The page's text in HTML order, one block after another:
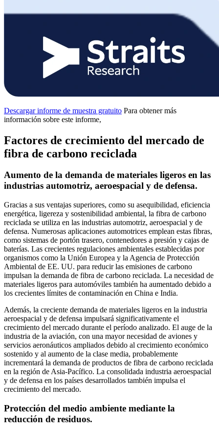
Descargar informe de muestra gratuito Para obtener más
información sobre este informe,
Factores de crecimiento del mercado de
fibra de carbono reciclada
Aumento de la demanda de materiales ligeros en las
industrias automotriz, aeroespacial y de defensa.
Gracias a sus ventajas superiores, como su asequibilidad, eficiencia
energética, ligereza y sostenibilidad ambiental, la fibra de carbono
reciclada se utiliza en las industrias automotriz, aeroespacial y de
defensa. Numerosas aplicaciones automotrices emplean estas fibras,
como sistemas de portón trasero, contenedores a presión y cajas de
baterías. Las crecientes regulaciones ambientales establecidas por
organismos como la Unión Europea y la Agencia de Protección
Ambiental de EE. UU. para reducir las emisiones de carbono
impulsan la demanda de fibra de carbono reciclada. La necesidad de
materiales ligeros para automóviles también ha aumentado debido a
los crecientes límites de contaminación en China e India.
Además, la creciente demanda de materiales ligeros en la industria
aeroespacial y de defensa impulsará significativamente el
crecimiento del mercado durante el período analizado. El auge de la
industria de la aviación, con una mayor necesidad de aviones y
servicios aeronáuticos ampliados debido al crecimiento económico
sostenido y al aumento de la clase media, probablemente
incrementará la demanda de productos de fibra de carbono reciclada
en la región de Asia-Pacífico. La consolidada industria aeroespacial
y de defensa en los países desarrollados también impulsa el
crecimiento del mercado.
Protección del medio ambiente mediante la
reducción de residuos.